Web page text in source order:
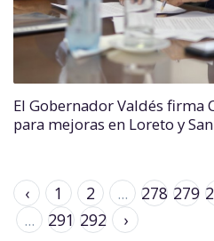
El Gobernador Valdés firma
para mejoras en Loreto y
‹ 1 2 ... 278 279
...
291 292 ›